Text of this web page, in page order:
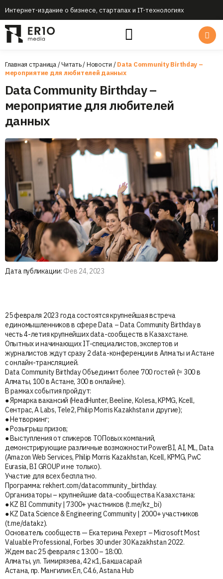
Интернет-издание о бизнесе, стартапах и IT-технологиях
Главная страница/Читать/Новости /Data Community Birthday –
мероприятие для любителей данных
Data Community Birthday –
мероприятие для любителей
данных
Дата публикации: Фев 24, 2023
25 февраля 2023 года состоятся крупнейшая встреча
единомышленников в сфере Data – Data Community Birthday в
честь 4-летия крупнейших data-сообществ в Казахстане.
Опытных и начинающих IT-специалистов, экспертов и
журналистов ждут сразу 2 data-конференции в Алматы и Астане
с онлайн-трансляцией.
Data Community Birthday Объединит более 700 гостей (≈ 300 в
Алматы, 100 в Астане, 300 в онлайне).
В рамках события пройдут:
● Ярмарка вакансий (HeadHunter, Beeline, Kolesa, KPMG, Kcell,
Сентрас, A Labs, Tele2, Philip Morris Kazakhstan и другие);
● Нетворкинг;
● Розыгрыш призов;
● Выступления от спикеров ТОПовых компаний,
демонстрирующие различные возможности PowerBI, AI, ML, Data
(Amazon Web Services, Philip Morris Kazakhstan, Kcell, KPMG, PwC
Eurasia, BI GROUP и не только).
Участие для всех бесплатно.
Программа: rekhert.com/datacommunity_birthday.
Организаторы – крупнейшие data-сообщества Казахстана:
● KZ BI Community | 7300+ участников (t.me/kz_bi)
● KZ Data Science & Engineering Community | 2000+ участников
(t.me/datakz).
Основатель сообществ — Екатерина Рехерт – Microsoft Most
Valuable Professional, Forbes 30 under 30 Kazakhstan 2022.
Ждем вас 25 февраля с 13:00 – 18:00.
Алматы, ул. Тимирязева, 42 к1, Бакшасарай
Астана, пр. Мангилик Ел, С4.6, Astana Hub